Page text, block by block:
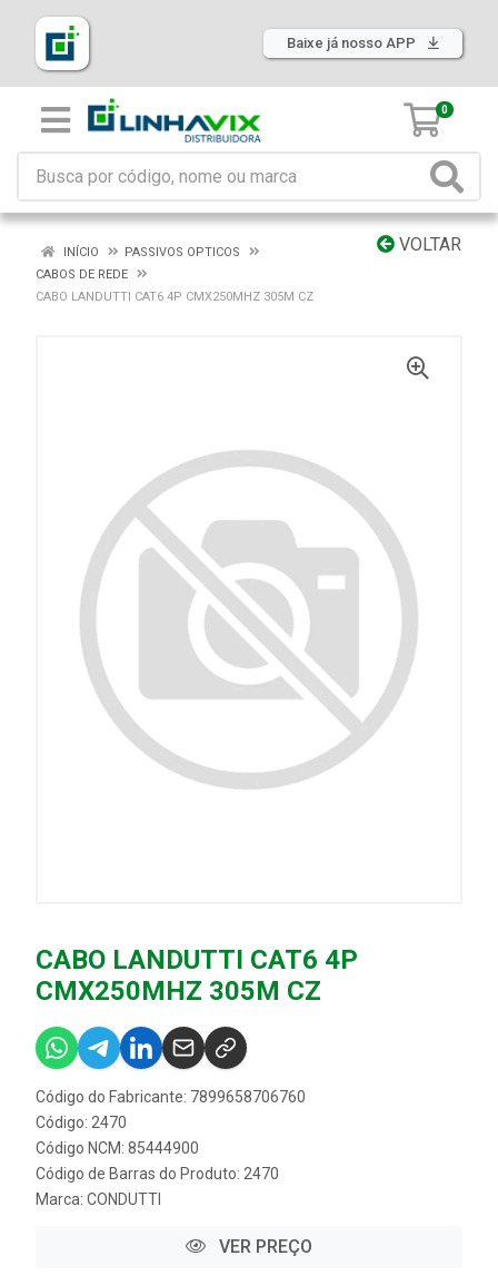
Baixe já nosso APP
0
VOLTAR
INÍCIO
PASSIVOS OPTICOS
CABOS DE REDE
CABO LANDUTTI CAT6 4P CMX250MHZ 305M CZ
CABO LANDUTTI CAT6 4P
CMX250MHZ 305M CZ
Código do Fabricante: 7899658706760
Código: 2470
Código NCM: 85444900
Código de Barras do Produto: 2470
Marca: CONDUTTI
VER PREÇO